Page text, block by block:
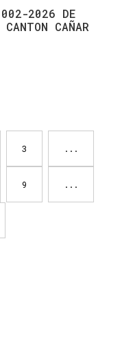
002-2026 DE
CANTON CAÑAR
3 ...
9 ...